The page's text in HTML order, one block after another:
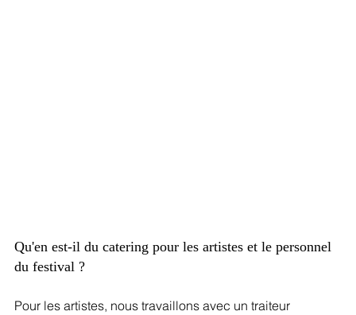
Qu'en est-il du catering pour les artistes et le personnel
du festival ?
Pour les artistes, nous travaillons avec un traiteur